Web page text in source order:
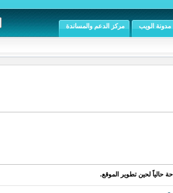
مدونة الويب مركز الدعم والمساندة
حالياً لحين تطوير الموقع.